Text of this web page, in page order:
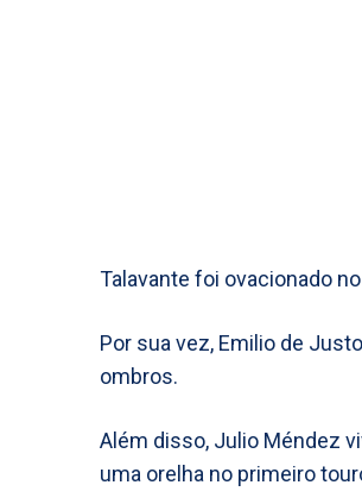
Talavante foi ovacionado
Por sua vez, Emilio de
ombros.
Além disso, Julio Méndez
uma orelha no primeiro